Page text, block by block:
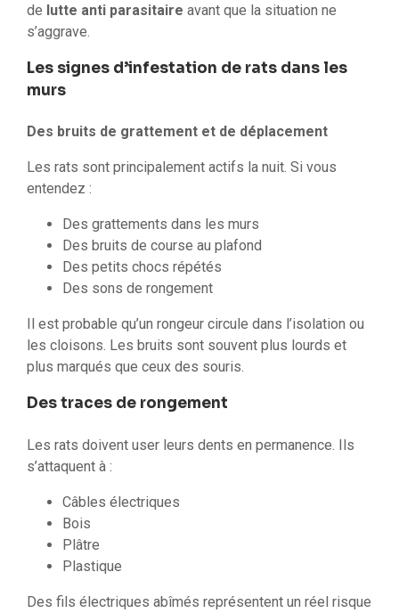
de lutte anti parasitaire avant que la situation ne
s’aggrave.
Les signes d’infestation de rats dans les
murs
Des bruits de grattement et de déplacement
Les rats sont principalement actifs la nuit. Si vous
entendez :
Des grattements dans les murs
Des bruits de course au plafond
Des petits chocs répétés
Des sons de rongement
Il est probable qu’un rongeur circule dans l’isolation ou
les cloisons. Les bruits sont souvent plus lourds et
plus marqués que ceux des souris.
Des traces de rongement
Les rats doivent user leurs dents en permanence. Ils
s’attaquent à :
Câbles électriques
Bois
Plâtre
Plastique
Des fils électriques abîmés représentent un réel risque